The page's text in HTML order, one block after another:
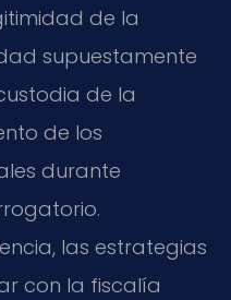
de la
supuestamente
de la
de los
durante
las estrategias
con la fiscalía